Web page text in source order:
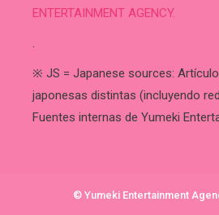
ENTERTAINMENT AGENCY.
.
※ JS = Japanese sources:
japonesas distintas (incluyendo
Fuentes internas de Yumeki
© Yumeki Entertainment